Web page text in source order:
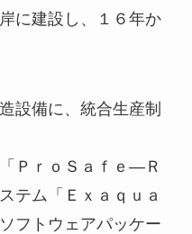
に建設し、１６年か
設備に、統合生産制
ＰｒｏＳａｆｅ―Ｒ
テム「Ｅｘａｑｕａ
フトウェアパッケー